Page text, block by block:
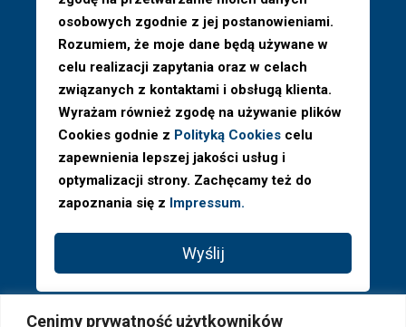
Cenimy prywatność użytkowników
osobowych zgodnie z jej postanowieniami.
Rozumiem, że moje dane będą używane w
celu realizacji zapytania oraz w celach
związanych z kontaktami i obsługą klienta.
Wyrażam również zgodę na używanie plików
Cookies godnie z Polityką Cookies celu
zapewnienia lepszej jakości usług i
optymalizacji strony. Zachęcamy też do
zapoznania się z Impressum.
Wyślij